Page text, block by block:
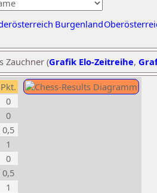
Burgenland
Zauchner (Grafik Elo-Zeitreihe,
Pkt.
0
0
0,5
1
0
0,5
1